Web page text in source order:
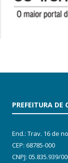
PREFEITURA DE
End.: Trav. 16 de
CEP: 68785-000
CNPJ: 05.835.939/